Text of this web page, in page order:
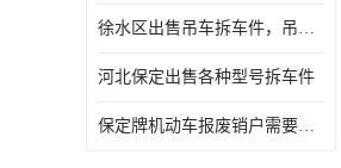
徐水区出售吊车拆车件，吊车液压件，吊车发动机变速箱出售
河北保定出售各种型号拆车件
保定牌机动车报废销户需要带哪些手续，流程咨询